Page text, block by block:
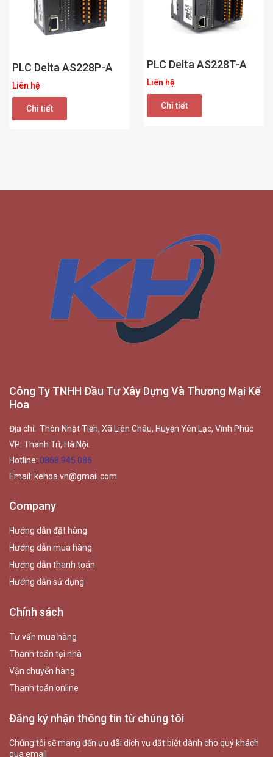
PLC Delta AS228P-A
Liên hệ
Chi tiết
PLC Delta AS228T-A
Liên hệ
Chi tiết
Công Ty TNHH Đầu Tư Xây Dựng Và Thương Mại Kế
Hoa
Địa chỉ: Thôn Nhật Tiến, Xã Liên Châu, Huyện Yên Lạc, Vĩnh Phúc
VP: Thanh Trì, Hà Nội.
Hotline: 0868.945.086
Email: kehoa.vn@gmail.com
Company
Hướng dẫn đặt hàng
Hướng dẫn mua hàng
Hướng dẫn thanh toán
Hướng dẫn sử dụng
Chính sách
Tư vấn mua hàng
Thanh toán tại nhà
Vận chuyển hàng
Thanh toán online
Đăng ký nhận thông tin từ chúng tôi
Chúng tôi sẽ mang đến ưu đãi dịch vụ đặt biệt dành cho quý khách
qua email